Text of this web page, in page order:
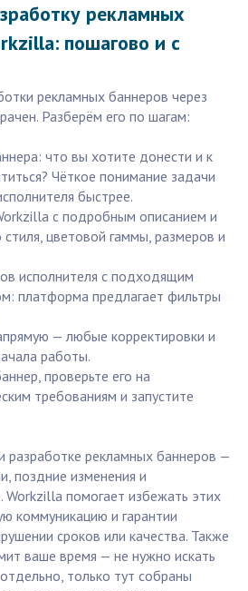
рекламных
пошагово и с
рекламных баннеров через
Разберём его по шагам:
что вы хотите донести и к
Чёткое понимание задачи
быстрее.
с подробным описанием и
цветовой гаммы, размеров и
исполнителя с подходящим
платформа предлагает фильтры
— любые корректировки и
работы.
проверьте его на
требованиям и запустите
разработке рекламных баннеров —
поздние изменения и
помогает избежать этих
коммуникацию и гарантии
сроков или качества. Также
ваше время — не нужно искать
только тут собраны